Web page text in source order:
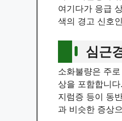
여기다가 응급
색의 경고 신호
심근
소화불량은 주
상을 포함합니
지럼증 등이 동
과 비슷한 증상